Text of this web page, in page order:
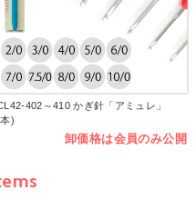
402～410 かぎ針「アミュレ」
)
卸価格は会員のみ公開